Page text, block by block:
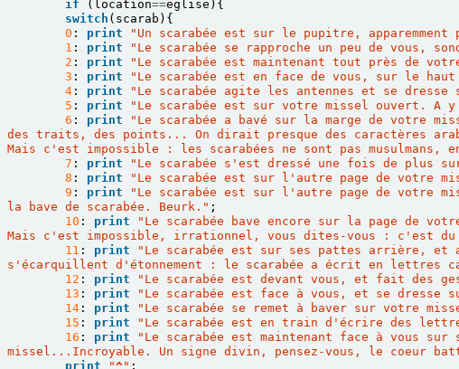
if
( location==eglise ){
switch ( scarab ){
0 : print "Un scarabée est sur le pupitre,
1 : print "Le scarabée se rapproche un peu de vous,
2 : print "Le scarabée est maintenant tout près de
3 : print "Le scarabée est en face de vous, sur le
4 : print "Le scarabée agite les antennes et se
5 : print "Le scarabée est sur votre missel ouvert. A
6 : print
"Le scarabée a bavé sur la marge de votre
des traits, des points... On dirait presque des caractères
Mais c'est impossible : les scarabées ne sont pas
7 : print "Le scarabée s'est dressé une fois de plus
8 : print "Le scarabée est sur l'autre page de votre
9 : print
"Le scarabée est sur l'autre page de votre
la bave de scarabée. Beurk." ;
10 : print
"Le scarabée bave encore sur la page de
Mais c'est impossible, irrationnel, vous dites-vous : c'est
11 : print
"Le scarabée est sur ses pattes arrière,
s'écarquillent d'étonnement : le scarabée a écrit en
12 : print "Le scarabée est devant vous, et fait des
13 : print "Le scarabée est face à vous, et se
14 : print "Le scarabée se remet à baver sur votre
15 : print "Le scarabée est en train d'écrire des
16 : print "Le scarabée est maintenant face à vous
missel...Incroyable. Un signe divin, pensez-vous, le coeur
print
"^" ;